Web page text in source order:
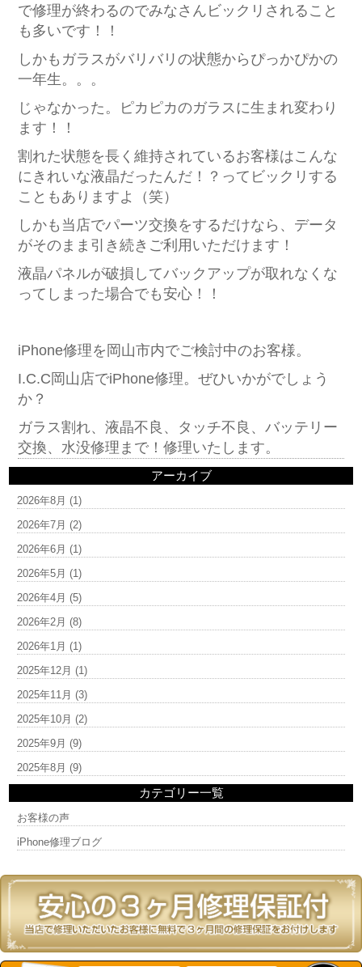
で修理が終わるのでみなさんビックリされること
も多いです！！
しかもガラスがバリバリの状態からぴっかぴかの
一年生。。。
じゃなかった。ピカピカのガラスに生まれ変わり
ます！！
割れた状態を長く維持されているお客様はこんな
にきれいな液晶だったんだ！？ってビックリする
こともありますよ（笑）
しかも当店でパーツ交換をするだけなら、データ
がそのまま引き続きご利用いただけます！
液晶パネルが破損してバックアップが取れなくな
ってしまった場合でも安心！！
iPhone修理を岡山市内でご検討中のお客様。
I.C.C岡山店でiPhone修理。ぜひいかがでしょう
か？
ガラス割れ、液晶不良、タッチ不良、バッテリー
交換、水没修理まで！修理いたします。
アーカイブ
2026年8月 (1)
2026年7月 (2)
2026年6月 (1)
2026年5月 (1)
2026年4月 (5)
2026年2月 (8)
2026年1月 (1)
2025年12月 (1)
2025年11月 (3)
2025年10月 (2)
2025年9月 (9)
2025年8月 (9)
カテゴリー一覧
お客様の声
iPhone修理ブログ